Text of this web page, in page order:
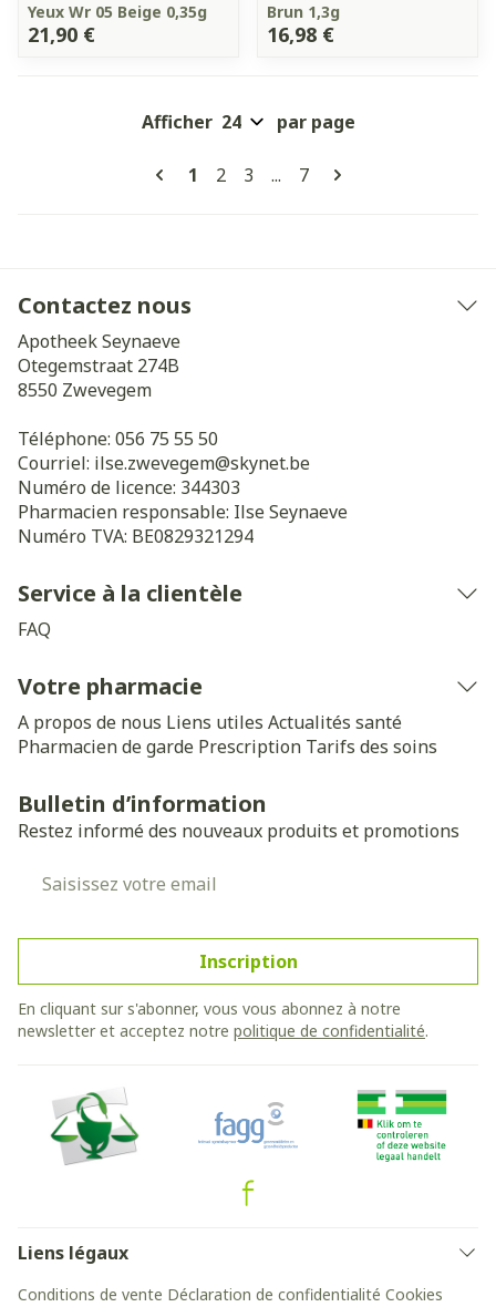
Yeux Wr 05 Beige 0,35g
21,90 €
Brun 1,3g
16,98 €
Pages
Vous lisez actuellement la page
1 Page
2 Page
3 ... Page
7
Afficher par page
Contactez nous
Apotheek Seynaeve
Otegemstraat 274B
8550 Zwevegem
Téléphone: 056 75 55 50
Courriel: ilse.zwevegem@skynet.be
Numéro de licence: 344303
Pharmacien responsable: Ilse Seynaeve
Numéro TVA: BE0829321294
Service à la clientèle
FAQ
Votre pharmacie
A propos de nous Liens utiles Actualités santé
Pharmacien de garde Prescription Tarifs des soins
Bulletin d’information
Restez informé des nouveaux produits et promotions
Inscription
En cliquant sur s'abonner, vous vous abonnez à notre
newsletter et acceptez notre politique de confidentialité.
Liens légaux
Conditions de vente Déclaration de confidentialité Cookies